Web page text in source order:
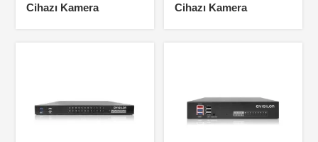
Cihazı Kamera
Cihazı Kamera